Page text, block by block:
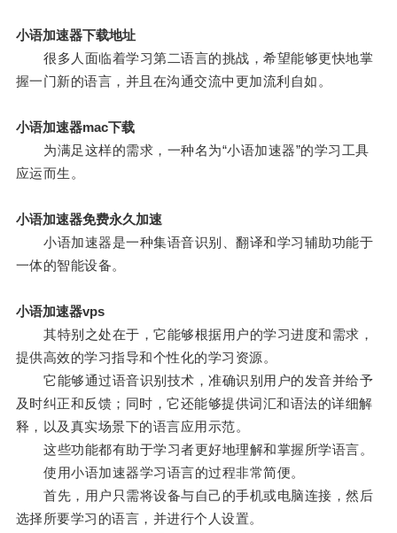
小语加速器下载地址
很多人面临着学习第二语言的挑战，希望能够更快地掌
握一门新的语言，并且在沟通交流中更加流利自如。
小语加速器mac下载
为满足这样的需求，一种名为“小语加速器”的学习工具
应运而生。
小语加速器免费永久加速
小语加速器是一种集语音识别、翻译和学习辅助功能于
一体的智能设备。
小语加速器vps
其特别之处在于，它能够根据用户的学习进度和需求，
提供高效的学习指导和个性化的学习资源。
它能够通过语音识别技术，准确识别用户的发音并给予
及时纠正和反馈；同时，它还能够提供词汇和语法的详细解
释，以及真实场景下的语言应用示范。
这些功能都有助于学习者更好地理解和掌握所学语言。
使用小语加速器学习语言的过程非常简便。
首先，用户只需将设备与自己的手机或电脑连接，然后
选择所要学习的语言，并进行个人设置。